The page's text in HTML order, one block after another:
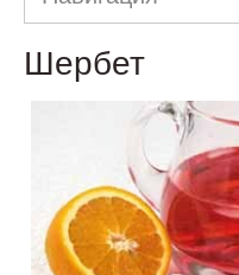
Шербет